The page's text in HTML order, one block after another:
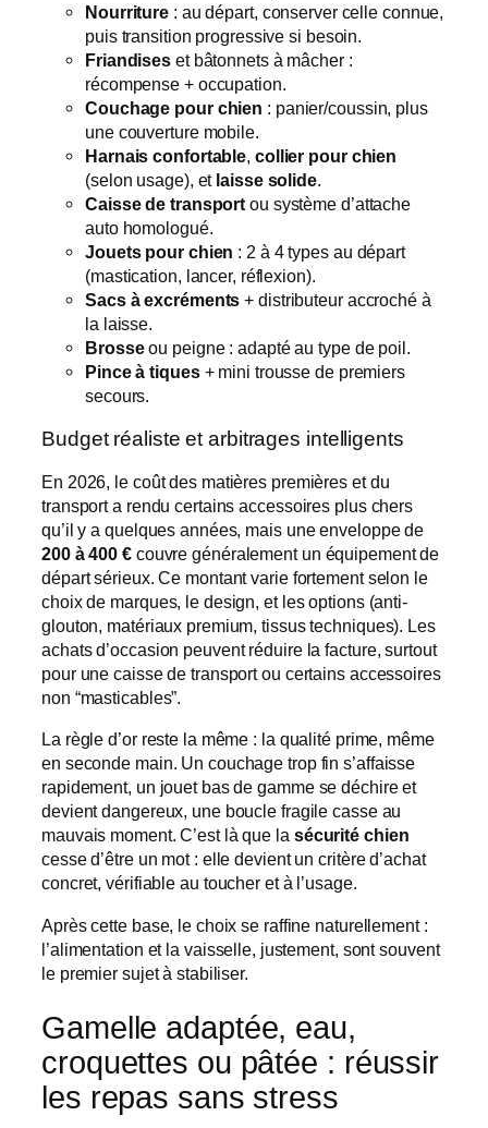
Nourriture : au départ, conserver celle connue,
puis transition progressive si besoin.
Friandises et bâtonnets à mâcher :
récompense + occupation.
Couchage pour chien : panier/coussin, plus
une couverture mobile.
Harnais confortable, collier pour chien
(selon usage), et laisse solide.
Caisse de transport ou système d’attache
auto homologué.
Jouets pour chien : 2 à 4 types au départ
(mastication, lancer, réflexion).
Sacs à excréments + distributeur accroché à
la laisse.
Brosseou peigne : adapté au type de poil.
Pince à tiques+ mini trousse de premiers
secours.
Budget réaliste et arbitrages intelligents
En 2026, le coût des matières premières et du
transport a rendu certains accessoires plus chers
qu’il y a quelques années, mais une enveloppe de
200 à 400 €couvre généralement un équipement de
départ sérieux. Ce montant varie fortement selon le
choix de marques, le design, et les options (anti-
glouton, matériaux premium, tissus techniques). Les
achats d’occasion peuvent réduire la facture, surtout
pour une caisse de transport ou certains accessoires
non “masticables”.
La règle d’or reste la même : la qualité prime, même
en seconde main. Un couchage trop fin s’affaisse
rapidement, un jouet bas de gamme se déchire et
devient dangereux, une boucle fragile casse au
mauvais moment. C’est là que la sécurité chien
cesse d’être un mot : elle devient un critère d’achat
concret, vérifiable au toucher et à l’usage.
Après cette base, le choix se raffine naturellement :
l’alimentation et la vaisselle, justement, sont souvent
le premier sujet à stabiliser.
Gamelle adaptée, eau,
croquettes ou pâtée : réussir
les repas sans stress